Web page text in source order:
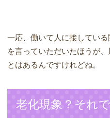
一応、働いて人に接してい
を言っていただいたほうが
とはあるんですけれどね。
老化現象？それ